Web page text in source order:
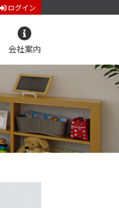
ログイン
会社案内